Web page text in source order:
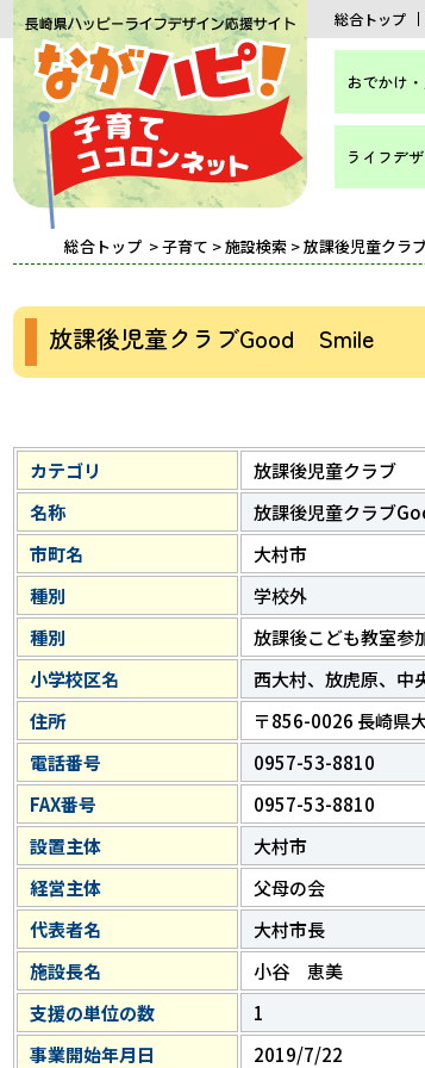
総合トップ
おでかけ
ライフデ
総合トップ >子育て >施設検索 > 放課後児童ク
放課後児童クラブGood Smile
カテゴリ
放課後児童クラブ
名称
放課後児童クラブ
市町名
大村市
種別
学校外
種別
放課後こども教室参
小学校区名
西大村、放虎原、中
住所
〒856-0026 長崎県
電話番号
0957-53-8810
FAX番号
0957-53-8810
設置主体
大村市
経営主体
父母の会
代表者名
大村市長
施設長名
小谷 恵美
支援の単位の数
1
事業開始年月日
2019/7/22